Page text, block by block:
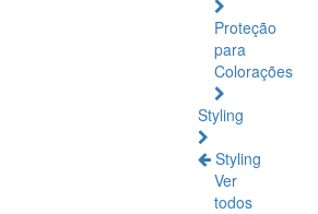
Proteção
para
Colorações
Styling
Styling
Ver
todos